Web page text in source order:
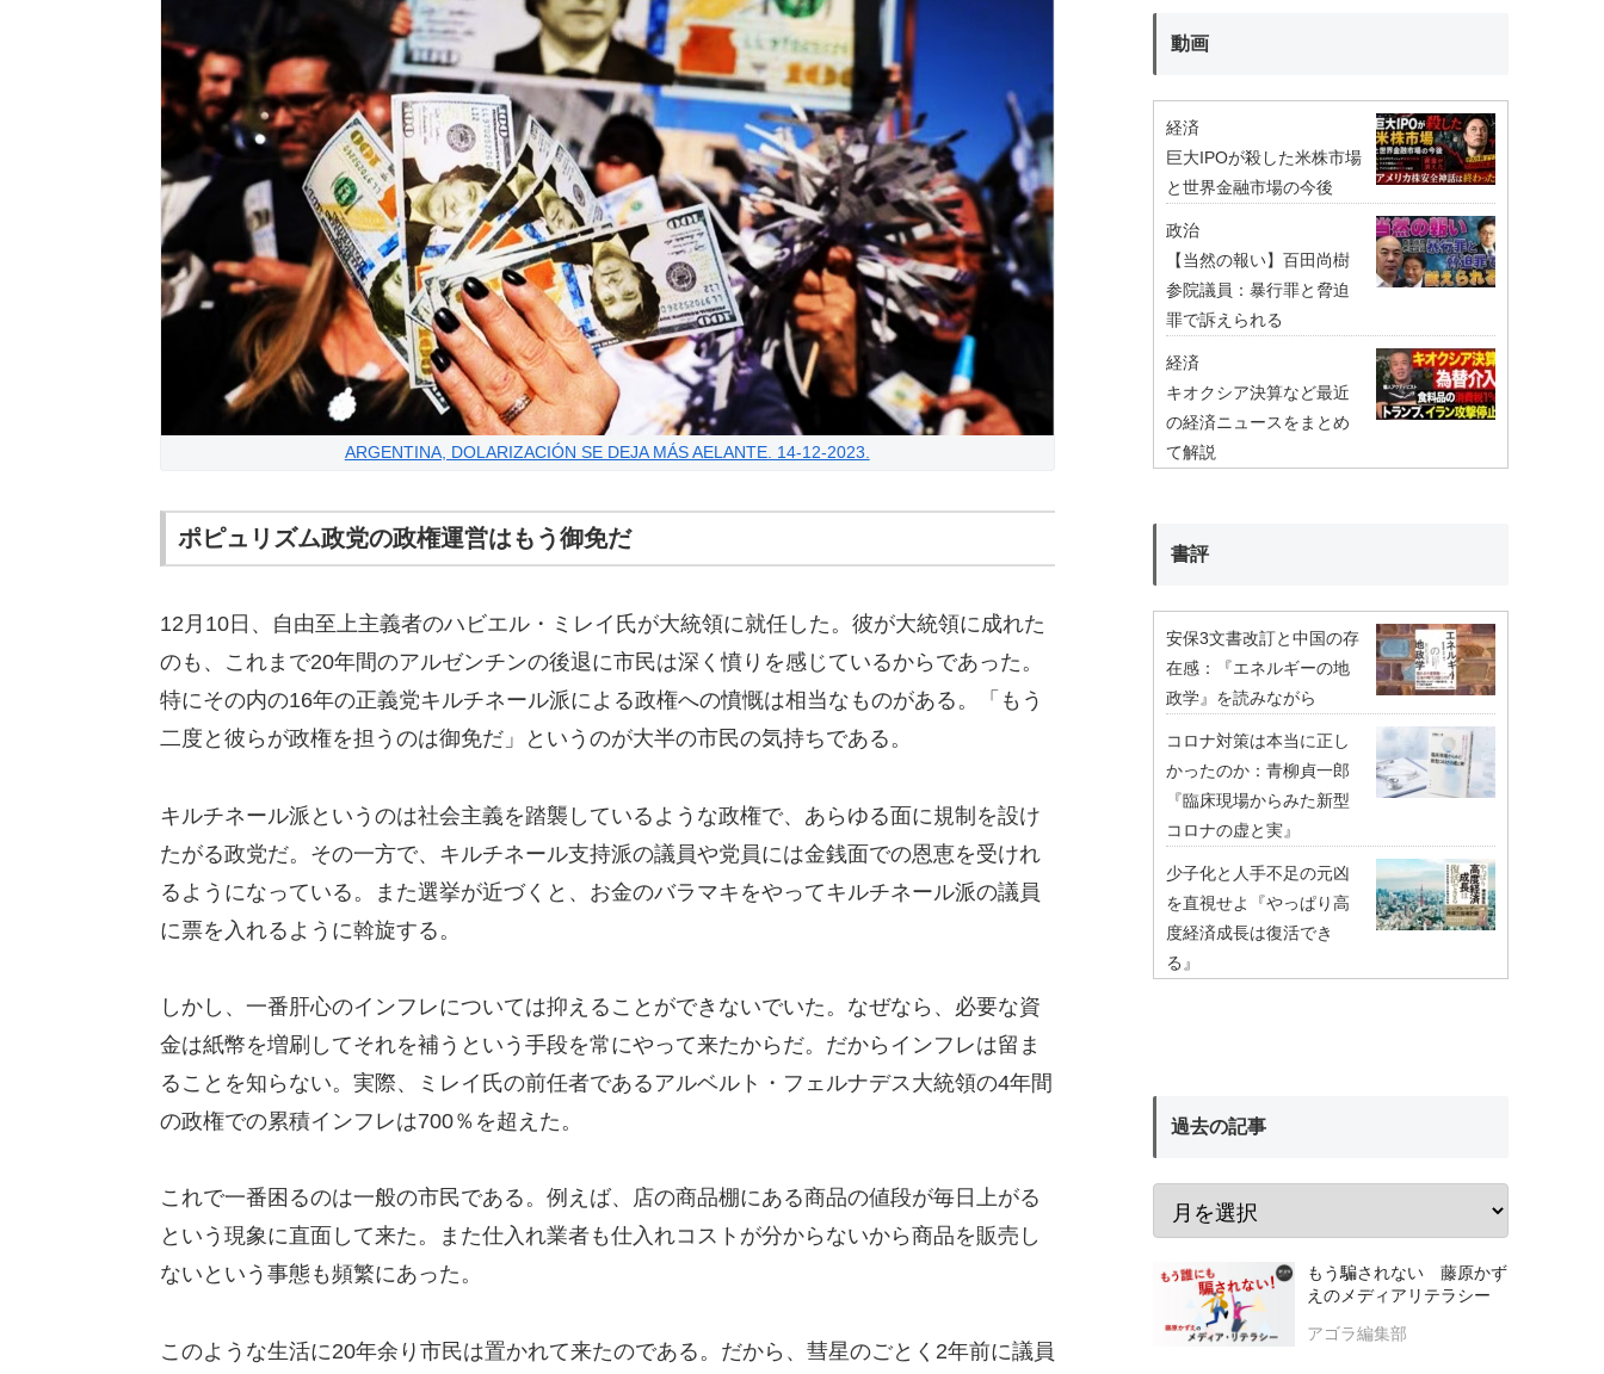
ARGENTINA, DOLARIZACIÓN SE DEJA MÁS AELANTE. 14-12-2023.
ポピュリズム政党の政権運営はもう御免だ
12月10日、自由至上主義者のハビエル・ミレイ氏が大統領に就任した。彼が大統領に成れた
のも、これまで20年間のアルゼンチンの後退に市民は深く憤りを感じているからであった。
特にその内の16年の正義党キルチネール派による政権への憤慨は相当なものがある。「もう
二度と彼らが政権を担うのは御免だ」というのが大半の市民の気持ちである。
キルチネール派というのは社会主義を踏襲しているような政権で、あらゆる面に規制を設け
たがる政党だ。その一方で、キルチネール支持派の議員や党員には金銭面での恩恵を受けれ
るようになっている。また選挙が近づくと、お金のバラマキをやってキルチネール派の議員
に票を入れるように斡旋する。
しかし、一番肝心のインフレについては抑えることができないでいた。なぜなら、必要な資
金は紙幣を増刷してそれを補うという手段を常にやって来たからだ。だからインフレは留ま
ることを知らない。実際、ミレイ氏の前任者であるアルベルト・フェルナデス大統領の4年間
の政権での累積インフレは700％を超えた。
これで一番困るのは一般の市民である。例えば、店の商品棚にある商品の値段が毎日上がる
という現象に直面して来た。また仕入れ業者も仕入れコストが分からないから商品を販売し
ないという事態も頻繁にあった。
このような生活に20年余り市民は置かれて来たのである。だから、彗星のごとく2年前に議員
動画
経済
巨大IPOが殺した米株市場
と世界金融市場の今後
政治
【当然の報い】百田尚樹
参院議員：暴行罪と脅迫
罪で訴えられる
経済
キオクシア決算など最近
の経済ニュースをまとめ
て解説
書評
安保3文書改訂と中国の存
在感：『エネルギーの地
政学』を読みながら
コロナ対策は本当に正し
かったのか：青柳貞一郎
『臨床現場からみた新型
コロナの虚と実』
少子化と人手不足の元凶
を直視せよ『やっぱり高
度経済成長は復活でき
る』
過去の記事
もう騙されない 藤原かず
えのメディアリテラシー
アゴラ編集部